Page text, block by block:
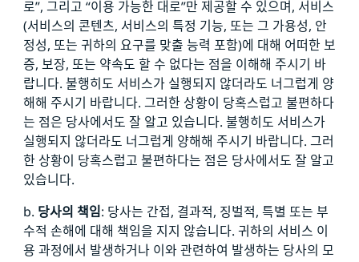
로”, 그리고 “이용 가능한 대로”만 제공할 수 있으며, 서비스
(서비스의 콘텐츠, 서비스의 특정 기능, 또는 그 가용성, 안
정성, 또는 귀하의 요구를 맞출 능력 포함)에 대해 어떠한 보
증, 보장, 또는 약속도 할 수 없다는 점을 이해해 주시기 바
랍니다. 불행히도 서비스가 실행되지 않더라도 너그럽게 양
해해 주시기 바랍니다. 그러한 상황이 당혹스럽고 불편하다
는 점은 당사에서도 잘 알고 있습니다. 불행히도 서비스가
실행되지 않더라도 너그럽게 양해해 주시기 바랍니다. 그러
한 상황이 당혹스럽고 불편하다는 점은 당사에서도 잘 알고
있습니다.
b. 당사의 책임: 당사는 간접, 결과적, 징벌적, 특별 또는 부
수적 손해에 대해 책임을 지지 않습니다. 귀하의 서비스 이
용 과정에서 발생하거나 이와 관련하여 발생하는 당사의 모